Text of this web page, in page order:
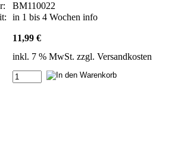
BM110022
in 1 bis 4 Wochen info
11,99 €
inkl. 7 % MwSt. zzgl. Versandkosten